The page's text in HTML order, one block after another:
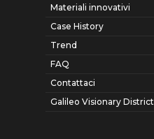
Materiali innovativi
Case History
Trend
FAQ
Contattaci
Galileo Visionary District